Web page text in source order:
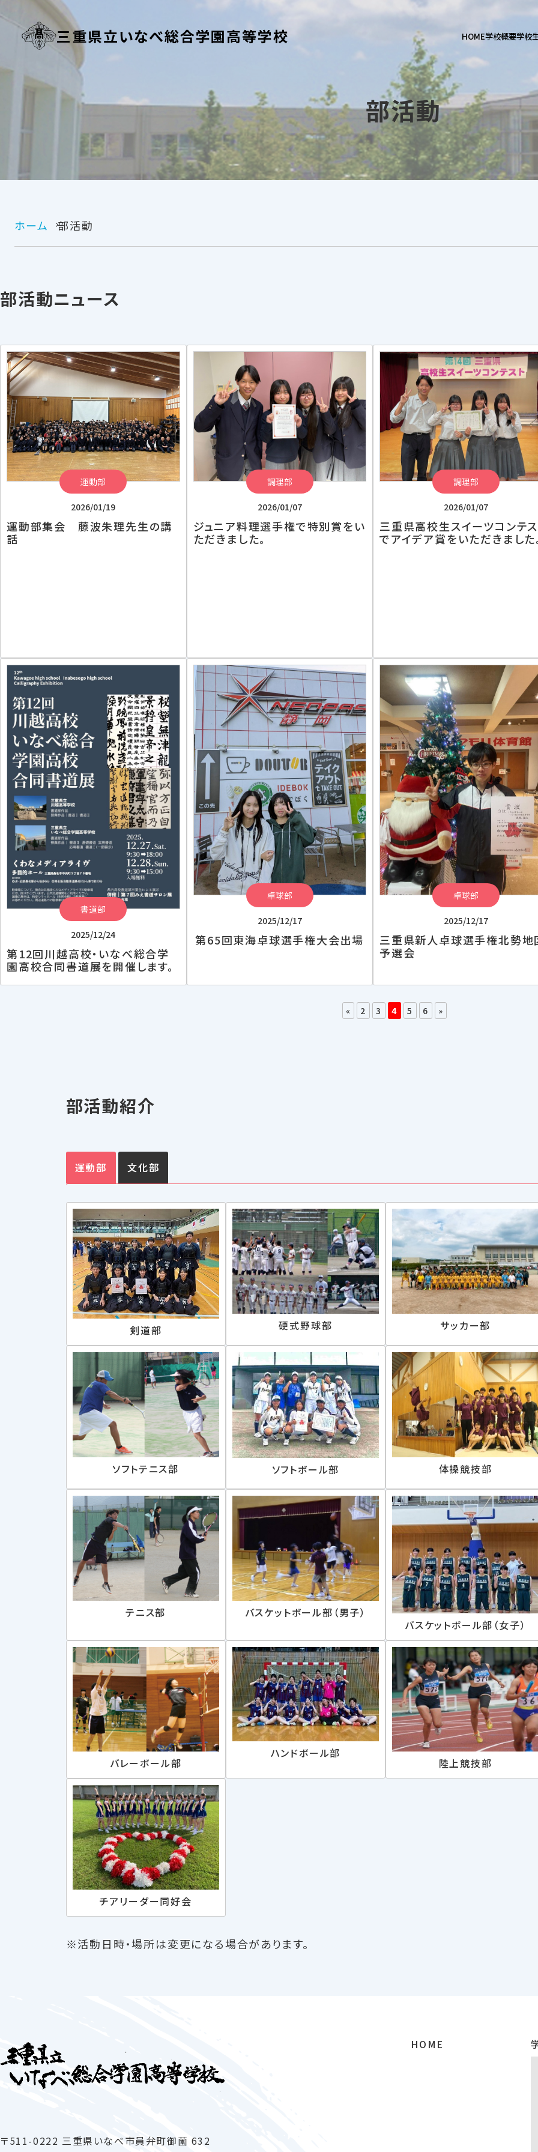
三重県立いなべ総合学園高等学校 HOME学校概要学校
部活動
ホーム 部活動
部活動ニュース
運動部
2026/01/19
運動部集会 藤波朱理先生の講
話
調理部
2026/01/07
ジュニア料理選手権で特別賞をい
ただきました。
調理部
2026/01/07
三重県高校生スイーツコンテ
でアイデア賞をいただきました
書道部
2025/12/24
第12回川越高校・いなべ総合学
園高校合同書道展を開催します。
卓球部
2025/12/17
第65回東海卓球選手権大会出場
卓球部
2025/12/17
三重県新人卓球選手権北勢地
予選会
« 2 3 4 5 6 »
部活動紹介
運動部 文化部
剣道部 硬式野球部 サッカー部
ソフトテニス部 ソフトボール部 体操競技部
テニス部
バスケットボール部（男子）
バスケットボール部（女子）
バレーボール部
ハンドボール部
陸上競技部
チアリーダー同好会
※活動日時・場所は変更になる場合があります。
〒511-0222 三重県いなべ市員弁町御薗 632
HOME